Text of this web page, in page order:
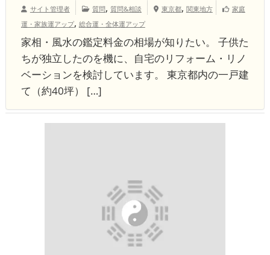
サイト管理者 質問, 質問&相談 東京都, 関東地方
家庭
運・家族運アップ, 総合運・全体運アップ
家相・風水の鑑定料金の相場が知りたい。 子供た
ちが独立したのを機に、自宅のリフォーム・リノ
ベーションを検討しています。 東京都内の一戸建
て（約40坪） […]